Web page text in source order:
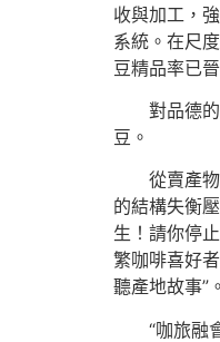
收與加工，
系統。在尺
豆精品率已
對品德
豆。
從賣產
的結構失衡
生！請你停
繁咖啡喜好
聽產地故事”。
“咖旅融